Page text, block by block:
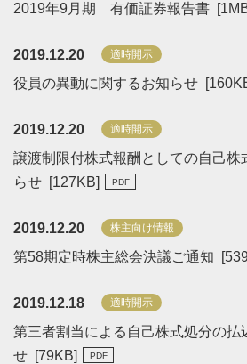
2019年9月期 有価証券報告書 [1
2019.12.20 適時開示
役員の異動に関するお知らせ [160
2019.12.20 適時開示
譲渡制限付株式報酬としての自己株
らせ [127KB]
2019.12.20 株主向け情報
第58期定時株主総会決議ご通知 [539
2019.12.18 適時開示
第三者割当による自己株式処分の払
せ [79KB]